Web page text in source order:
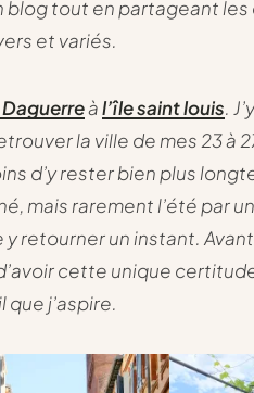
tout en partageant
et variés.
àl’île saint louis.
la ville de mes 23 à
d’y rester bien plus
mais rarement l’été par
y retourner un instant.
cette unique
que j’aspire.